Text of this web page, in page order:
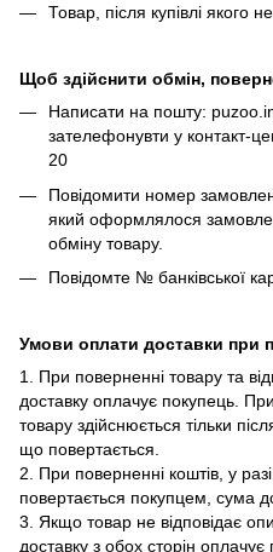
Товар, після купівлі якого
Щоб здійснити обмін,
Написати на пошту:
зателефонувти у контакт-
20
Повідомити номер
який оформлялося
обміну товару.
Повідомте № банківської
Умови оплати доставки при
1. При поверненні товару та
доставку оплачує покупець.
товару здійснюється тільки
що повертається.
2. При поверненні коштів, у
повертається покупцем, сума
3. Якщо товар не відповідає
доставку з обох сторін